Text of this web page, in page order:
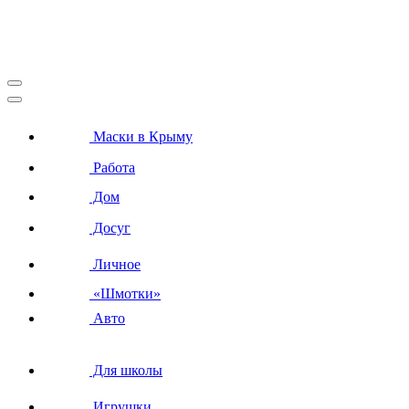
Маски в Крыму
Работа
Дом
Досуг
Личное
«Шмотки»
Авто
Для школы